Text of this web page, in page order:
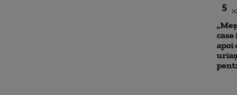
5
case
apoi